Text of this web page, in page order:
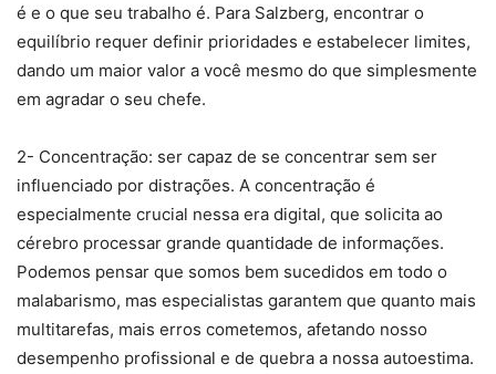
é e o que seu trabalho é. Para Salzberg, encontrar o
equilíbrio requer definir prioridades e estabelecer limites,
dando um maior valor a você mesmo do que simplesmente
em agradar o seu chefe.
2- Concentração: ser capaz de se concentrar sem ser
influenciado por distrações. A concentração é
especialmente crucial nessa era digital, que solicita ao
cérebro processar grande quantidade de informações.
Podemos pensar que somos bem sucedidos em todo o
malabarismo, mas especialistas garantem que quanto mais
multitarefas, mais erros cometemos, afetando nosso
desempenho profissional e de quebra a nossa autoestima.